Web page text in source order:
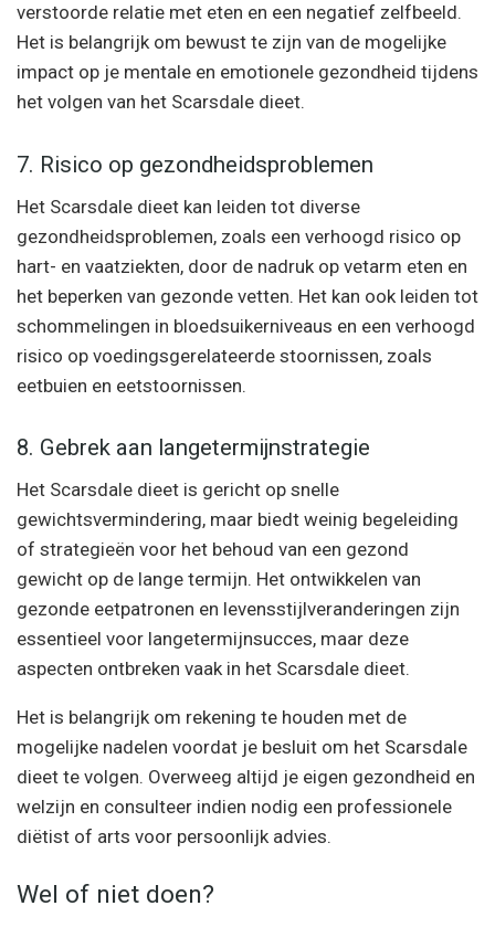
verstoorde relatie met eten en een negatief zelfbeeld.
Het is belangrijk om bewust te zijn van de mogelijke
impact op je mentale en emotionele gezondheid tijdens
het volgen van het Scarsdale dieet.
7. Risico op gezondheidsproblemen
Het Scarsdale dieet kan leiden tot diverse
gezondheidsproblemen, zoals een verhoogd risico op
hart- en vaatziekten, door de nadruk op vetarm eten en
het beperken van gezonde vetten. Het kan ook leiden tot
schommelingen in bloedsuikerniveaus en een verhoogd
risico op voedingsgerelateerde stoornissen, zoals
eetbuien en eetstoornissen.
8. Gebrek aan langetermijnstrategie
Het Scarsdale dieet is gericht op snelle
gewichtsvermindering, maar biedt weinig begeleiding
of strategieën voor het behoud van een gezond
gewicht op de lange termijn. Het ontwikkelen van
gezonde eetpatronen en levensstijlveranderingen zijn
essentieel voor langetermijnsucces, maar deze
aspecten ontbreken vaak in het Scarsdale dieet.
Het is belangrijk om rekening te houden met de
mogelijke nadelen voordat je besluit om het Scarsdale
dieet te volgen. Overweeg altijd je eigen gezondheid en
welzijn en consulteer indien nodig een professionele
diëtist of arts voor persoonlijk advies.
Wel of niet doen?